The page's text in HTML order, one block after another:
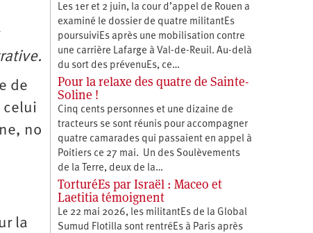
de
celui
no
la
Les 1er et 2 juin, la cour d’appel de Rouen a
examiné le dossier de quatre militantEs
poursuiviEs après une mobilisation contre
une carrière Lafarge à Val-de-Reuil. Au-delà
du sort des prévenuEs, ce…
Pour la relaxe des quatre de Sainte-
Soline !
Cinq cents personnes et une dizaine de
tracteurs se sont réunis pour accompagner
quatre camarades qui passaient en appel à
Poitiers ce 27 mai. Un des Soulèvements
de la Terre, deux de la…
TorturéEs par Israël : Maceo et
Laetitia témoignent
Le 22 mai 2026, les militantEs de la Global
Sumud Flotilla sont rentréEs à Paris après